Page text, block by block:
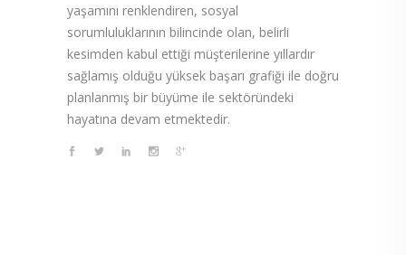
yaşamını renklendiren, sosyal
sorumluluklarının bilincinde olan, belirli
kesimden kabul ettiği müşterilerine yıllardır
sağlamış olduğu yüksek başarı grafiği ile doğru
planlanmış bir büyüme ile sektöründeki
hayatına devam etmektedir.